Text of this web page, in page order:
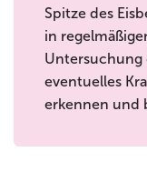
Spitze des
in
Untersuchung
eventuelles
erkennen und